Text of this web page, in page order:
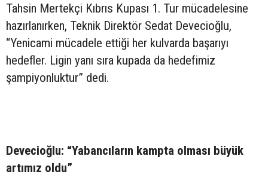
Tahsin Mertekçi Kıbrıs Kupası 1. Tur mücadelesine
hazırlanırken, Teknik Direktör Sedat Devecioğlu,
“Yenicami mücadele ettiği her kulvarda başarıyı
hedefler. Ligin yanı sıra kupada da hedefimiz
şampiyonluktur” dedi.
Devecioğlu: “Yabancıların kampta olması büyük
artımız oldu”